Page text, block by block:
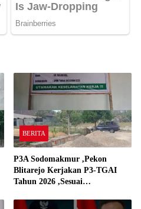
BERITA
P3A Sodomakmur ,Pekon
Blitarejo Kerjakan P3-TGAI
Tahun 2026 ,Sesuai